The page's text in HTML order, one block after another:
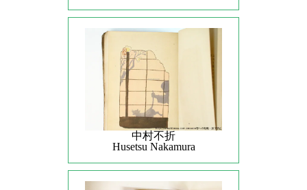
中村不折
Husetsu Nakamura